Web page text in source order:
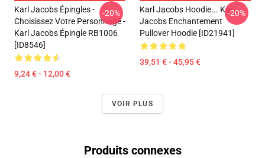
Karl Jacobs Épingles -
Choisissez Votre Personnage -
Karl Jacobs Épingle RB1006
[ID8546]
9,24 € - 12,00 €
-20%
Karl Jacobs Hoodie... Karl
Jacobs Enchantement
Pullover Hoodie [ID21941]
39,51 € - 45,95 €
-20%
VOIR PLUS
Produits connexes